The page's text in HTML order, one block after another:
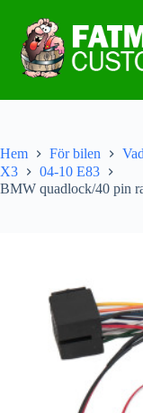
Hem För bilen
X3
04-10 E83
BMW quadlock/40 pin